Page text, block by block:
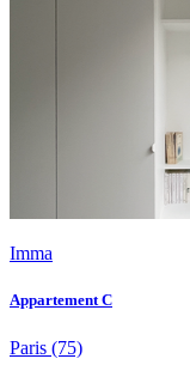
Imma
Appartement C
Paris (75)